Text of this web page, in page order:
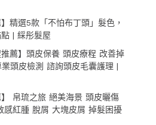
精選5款「不怕布丁頭」髮色，
| 綵彤髮屋
推薦】頭皮保養 頭皮療程 改善掉
頭皮檢測 諮詢頭皮毛囊護理 |
】 帛琉之旅 絕美海景 頭皮曬傷
感紅腫 脫屑 大塊皮屑 掉髮困擾